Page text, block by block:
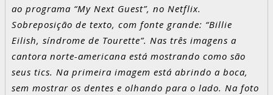
ao programa “My Next Guest”, no Netflix.
Sobreposição de texto, com fonte grande: “Billie
Eilish, síndrome de Tourette”. Nas três imagens a
cantora norte-americana está mostrando como são
seus tics. Na primeira imagem está abrindo a boca,
sem mostrar os dentes e olhando para o lado. Na foto